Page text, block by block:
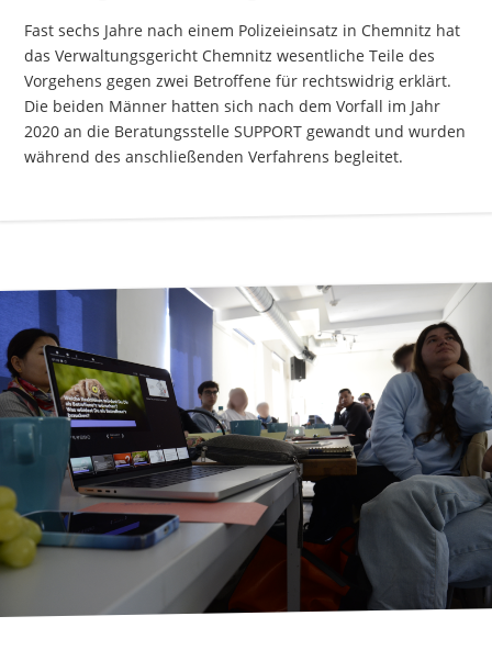
Fast sechs Jahre nach einem Polizeieinsatz in Chemnitz hat
das Verwaltungsgericht Chemnitz wesentliche Teile des
Vorgehens gegen zwei Betroffene für rechtswidrig erklärt.
Die beiden Männer hatten sich nach dem Vorfall im Jahr
2020 an die Beratungsstelle SUPPORT gewandt und wurden
während des anschließenden Verfahrens begleitet.